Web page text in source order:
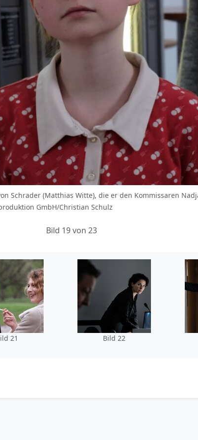
Schrader (Matthias Witte), die er den Kommissaren
GmbH/Christian Schulz
Bild 19 von 23
21 Bild 22